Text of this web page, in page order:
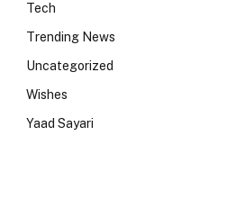
Tech
Trending News
Uncategorized
Wishes
Yaad Sayari